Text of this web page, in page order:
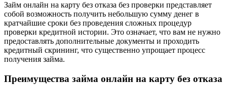
Займ онлайн на карту без отказа без проверки представляет
собой возможность получить небольшую сумму денег в
кратчайшие сроки без проведения сложных процедур
проверки кредитной истории. Это означает, что вам не нужно
предоставлять дополнительные документы и проходить
кредитный скрининг, что существенно упрощает процесс
получения займа.
Преимущества займа онлайн на карту без отказа